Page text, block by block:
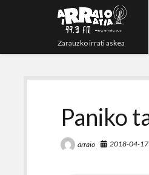
Zarauzko irrati askea
Paniko
arraio 2018-04-17